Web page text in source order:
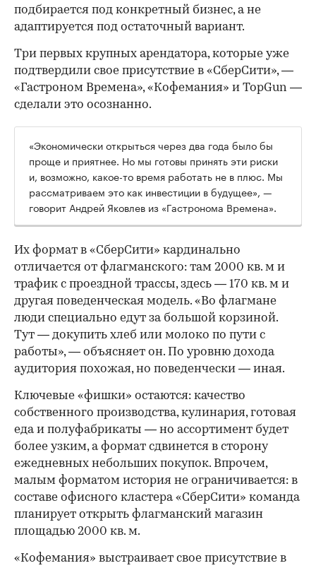
подбирается под конкретный бизнес, а не
адаптируется под остаточный вариант.
Три первых крупных арендатора, которые уже
подтвердили свое присутствие в «СберСити», —
«Гастроном Времена», «Кофемания» и TopGun —
сделали это осознанно.
«Экономически открыться через два года было бы
проще и приятнее. Но мы готовы принять эти риски
и, возможно, какое-то время работать не в плюс. Мы
рассматриваем это как инвестиции в будущее», —
говорит Андрей Яковлев из «Гастронома Времена».
Их формат в «СберСити» кардинально
отличается от флагманского: там 2000 кв. м и
трафик с проездной трассы, здесь — 170 кв. м и
другая поведенческая модель. «Во флагмане
люди специально едут за большой корзиной.
Тут — докупить хлеб или молоко по пути с
работы», — объясняет он. По уровню дохода
аудитория похожая, но поведенчески — иная.
Ключевые «фишки» остаются: качество
собственного производства, кулинария, готовая
еда и полуфабрикаты — но ассортимент будет
более узким, а формат сдвинется в сторону
ежедневных небольших покупок. Впрочем,
малым форматом история не ограничивается: в
составе офисного кластера «СберСити» команда
планирует открыть флагманский магазин
площадью 2000 кв. м.
«Кофемания» выстраивает свое присутствие в